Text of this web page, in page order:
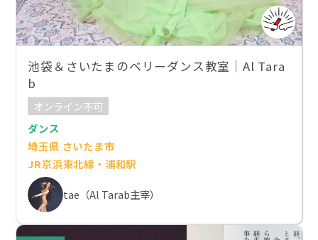
池袋＆さいたまのベリーダンス教室｜Al Tara
b
オンライン不可
ダンス
埼玉県 さいたま市
JR京浜東北線・浦和駅
tae（Al Tarab主宰）